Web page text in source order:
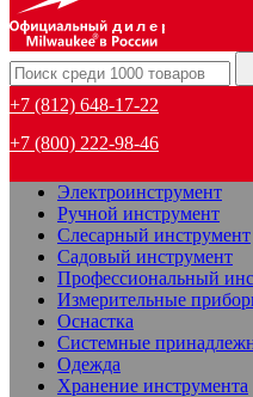
дилер
+7 (812) 648-17-22
+7 (800) 222-98-46
Электроинструмент
Ручной инструмент
Слесарный инструмент
Садовый инструмент
Профессиональный
Измерительные
Оснастка
Системные
Одежда
Хранение инструмента